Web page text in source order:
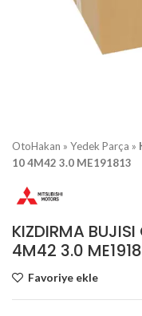
OtoHakan » Yedek Parça »
10 4M42 3.0 ME191813
KIZDIRMA
4M42 3.0
Favoriye ekle